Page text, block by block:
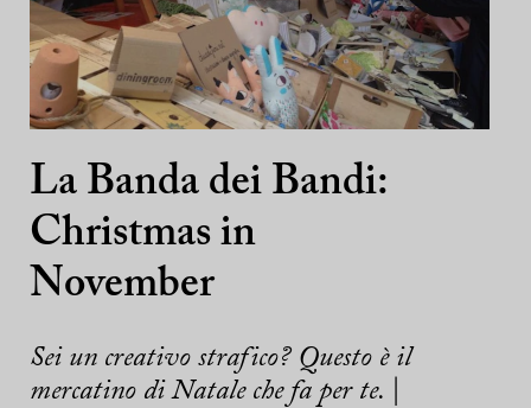
La Banda dei Bandi:
Christmas in
November
Sei un creativo strafico? Questo è il
mercatino di Natale che fa per te. |